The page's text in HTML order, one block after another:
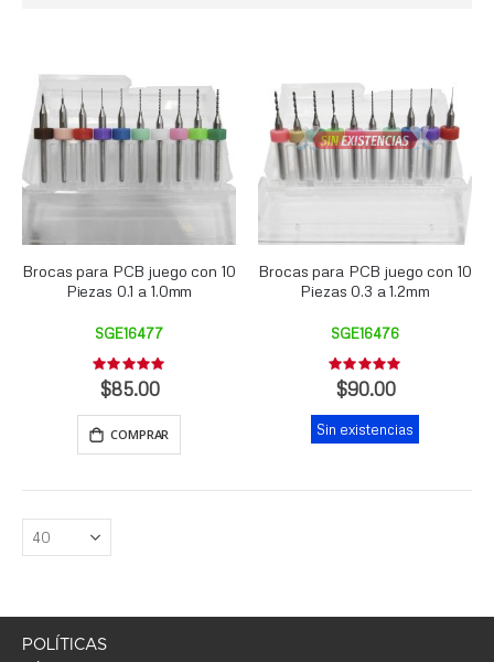
Brocas para PCB juego con 10
Piezas 0.1 a 1.0mm
SGE16477
Rating:
0%
$85.00
COMPRAR
Brocas para PCB juego con 10
Piezas 0.3 a 1.2mm
SGE16476
Rating:
0%
$90.00
Sin existencias
POLÍTICAS